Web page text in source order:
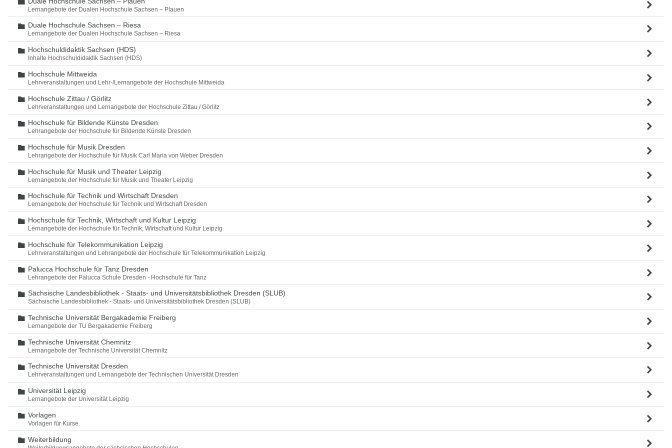
Lernangebote der Dualen Hochschule Sachsen – Plauen
Ordner
Duale Hochschule Sachsen – Riesa
Lernangebote der Dualen Hochschule Sachsen – Riesa
Ordner
Hochschuldidaktik Sachsen (HDS)
Inhalte Hochschuldidaktik Sachsen (HDS)
Ordner
Hochschule Mittweida
Lehrveranstaltungen und Lehr-/Lernangebote der Hochschule Mittweida
Ordner
Hochschule Zittau / Görlitz
Lehrveranstaltungen und Lernangebote der Hochschule Zittau / Görlitz
Ordner
Hochschule für Bildende Künste Dresden
Lehrangebote der Hochschule für Bildende Künste Dresden
Ordner
Hochschule für Musik Dresden
Lehrangebote der Hochschule für Musik Carl Maria von Weber Dresden
Ordner
Hochschule für Musik und Theater Leipzig
Lernangebote der Hochschule für Musik und Theater Leipzig
Ordner
Hochschule für Technik und Wirtschaft Dresden
Lernangebote der Hochschule für Technik und Wirtschaft Dresden
Ordner
Hochschule für Technik, Wirtschaft und Kultur Leipzig
Lernangebote der Hochschule für Technik, Wirtschaft und Kultur Leipzig
Ordner
Hochschule für Telekommunikation Leipzig
Lehrveranstaltungen und Lehrangebote der Hochschule für Telekommunikation Leipzig
Ordner
Palucca Hochschule für Tanz Dresden
Lehrangebote der Palucca Schule Dresden - Hochschule für Tanz
Ordner
Sächsische Landesbibliothek - Staats- und Universitätsbibliothek Dresden (SLUB)
Sächsische Landesbibliothek - Staats- und Universitätsbibliothek Dresden (SLUB)
Ordner
Technische Universität Bergakademie Freiberg
Lernangebote der TU Bergakademie Freiberg
Ordner
Technische Universität Chemnitz
Lernangebote der Technische Universität Chemnitz
Ordner
Technische Universität Dresden
Lehrveranstaltungen und Lernangebote der Technischen Universität Dresden
Ordner
Universität Leipzig
Lernangebote der Universität Leipzig
Ordner
Vorlagen
Vorlagen für Kurse.
Ordner
Weiterbildung